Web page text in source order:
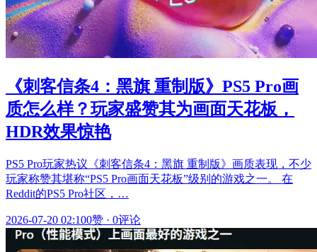
《刺客信条4：黑旗 重制版》PS5 Pro画
质怎么样？玩家盛赞其为画面天花板，
HDR效果惊艳
PS5 Pro玩家热议《刺客信条4：黑旗 重制版》画质表现，不少
玩家称赞其堪称“PS5 Pro画面天花板”级别的游戏之一。 在
Reddit的PS5 Pro社区，…
2026-07-20 02:100赞 · 0评论